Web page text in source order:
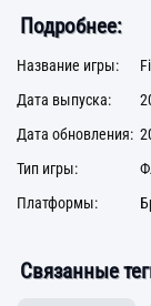
Подробнее:
Название игры:
Дата выпуска:
Дата обновления:
Тип игры:
Платформы:
Связанные